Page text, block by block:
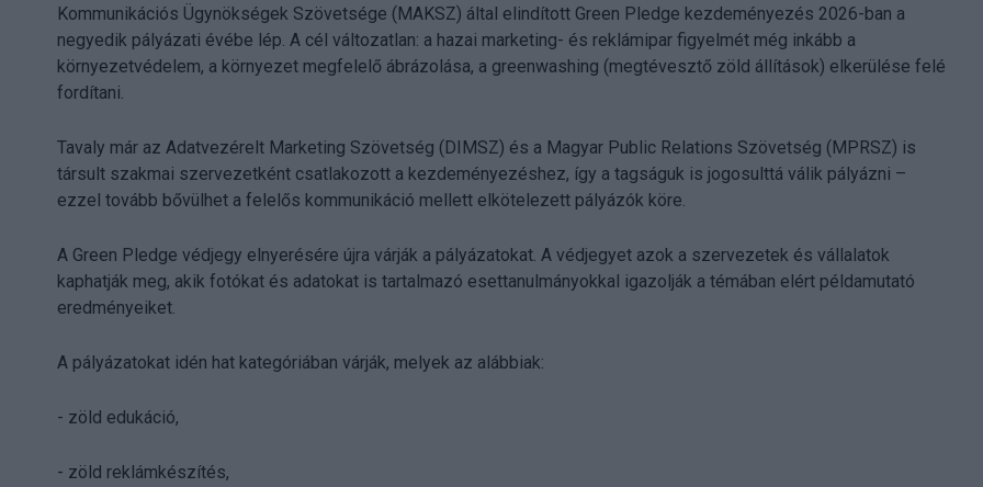
Kommunikációs Ügynökségek Szövetsége (MAKSZ) által elindított Green Pledge kezdeményezés 2026-ban a
negyedik pályázati évébe lép. A cél változatlan: a hazai marketing- és reklámipar figyelmét még inkább a
környezetvédelem, a környezet megfelelő ábrázolása, a greenwashing (megtévesztő zöld állítások) elkerülése felé
fordítani.
Tavaly már az Adatvezérelt Marketing Szövetség (DIMSZ) és a Magyar Public Relations Szövetség (MPRSZ) is
társult szakmai szervezetként csatlakozott a kezdeményezéshez, így a tagságuk is jogosulttá válik pályázni –
ezzel tovább bővülhet a felelős kommunikáció mellett elkötelezett pályázók köre.
A Green Pledge védjegy elnyerésére újra várják a pályázatokat. A védjegyet azok a szervezetek és vállalatok
kaphatják meg, akik fotókat és adatokat is tartalmazó esettanulmányokkal igazolják a témában elért példamutató
eredményeiket.
A pályázatokat idén hat kategóriában várják, melyek az alábbiak:
- zöld edukáció,
- zöld reklámkészítés,